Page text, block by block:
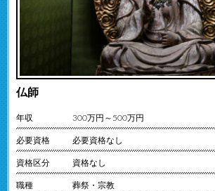
仏師
年収 300万円～500万円
必要資格 必要資格なし
資格区分 資格なし
職種 葬祭・宗教